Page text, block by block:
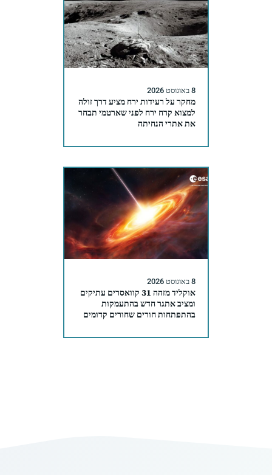
8 באוגוסט 2026
מחקר על רעידות ירח מציע דרך זולה
למצוא קרח ירח לפני שארטמי תבחר
את אתרי הנחיתה
8 באוגוסט 2026
אוקליד מזהה 31 קוואסרים עתיקים
ומציב אתגר חדש בהתעמקות
בהתפתחות חורים שחורים קדומים